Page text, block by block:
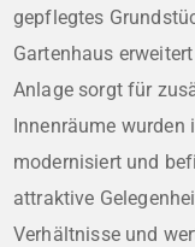
gepflegtes
Gartenhaus
Anlage sorgt für
Innenräume wurden
modernisiert und
attraktive
Verhältnisse und